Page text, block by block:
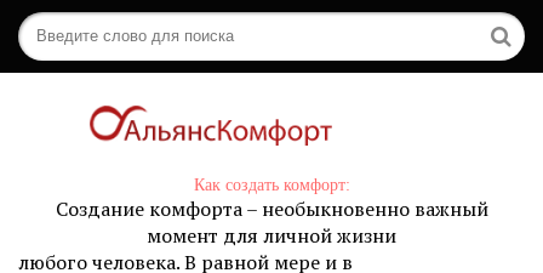
Как создать комфорт:
Создание комфорта – необыкновенно важный
момент для личной жизни
любого человека. В равной мере и в